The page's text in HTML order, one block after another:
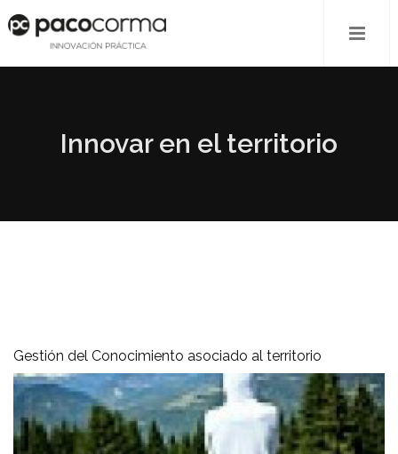
Innovar en el territorio
Gestión del Conocimiento asociado al territorio